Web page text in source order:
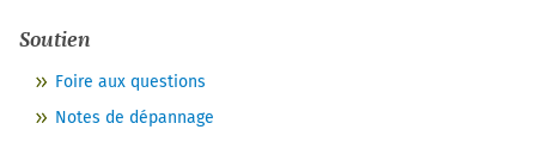
Soutien
Foire aux questions
Notes de dépannage